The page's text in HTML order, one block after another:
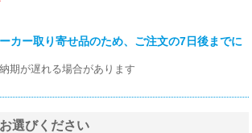
カー取り寄せ品のため、ご注文の7日後までに
期が遅れる場合があります
選びください